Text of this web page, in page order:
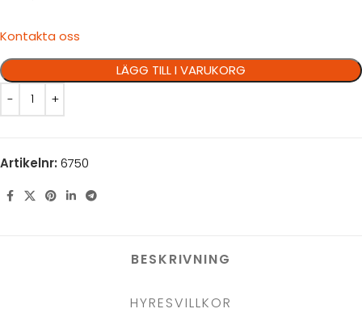
Kontakta oss
LÄGG TILL I VARUKORG
Artikelnr: 6750
BESKRIVNING
HYRESVILLKOR